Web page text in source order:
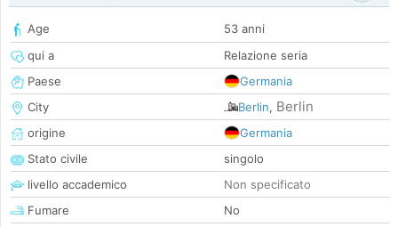
Age
53 anni
qui a
Relazione seria
Paese
Germania
City
Berlin, Berlin
origine
Germania
Stato civile
singolo
livello accademico
Non specificato
Fumare
No